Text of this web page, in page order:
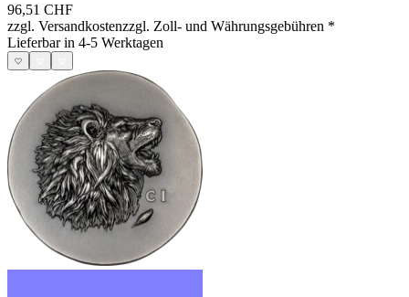
96,51 CHF
zzgl. Versandkostenzzgl. Zoll- und Währungsgebühren *
Lieferbar in 4-5 Werktagen